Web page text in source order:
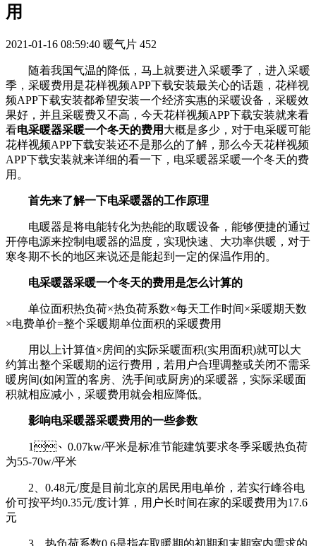
用
2021-01-16 08:59:40 暖气片 452
随着我国气温的降低，马上就要进入采暖季了，进入采暖
季，采暖费用是花样视频APP下载安装最关心的话题，花样视
频APP下载安装都希望安装一个经济实惠的采暖设备，采暖效
果好，并且采暖费又不高，今天花样视频APP下载安装就来看
看电采暖器采暖一个冬天的费用 大概是多少，对于电采暖可能
花样视频APP下载安装还不是那么的了解，那么今天花样视频
APP下载安装就来详细的看一下，电采暖器采暖一个冬天的费
用。
首先来了解一下电采暖器的工作原理
电暖器是将电能转化为热能的取暖设备，能够便捷的通过
开停电源来控制电暖器的温度，实现快速、大功率供暖，对于
寒冬期不长的地区来说还是能起到一定的保温作用的。
电采暖器采暖一个冬天的费用是怎么计算的
单位面积热负荷×热负荷系数×每天工作时间×采暖期天数
×电费单价=整个采暖期单位面积的采暖费用
用以上计算值×房间的实际采暖面积(实用面积)就可以大
约算出整个采暖期的运行费用，若用户合理调整或关闭不需采
暖房间(如闲置的客房、洗手间或厨房)的采暖器，实际采暖面
积就相应减小，采暖费用就会相应降低。
影响电采暖器采暖费用的一些参数
1、0.07kw/平米是标准节能建筑要求冬季采暖热负荷
为55-70w/平米
2、0.48元/度是目前北京的居民用电单价，若实行峰谷电
价可按平均0.35元/度计算，用户长时间在家的采暖费用为17.6
元